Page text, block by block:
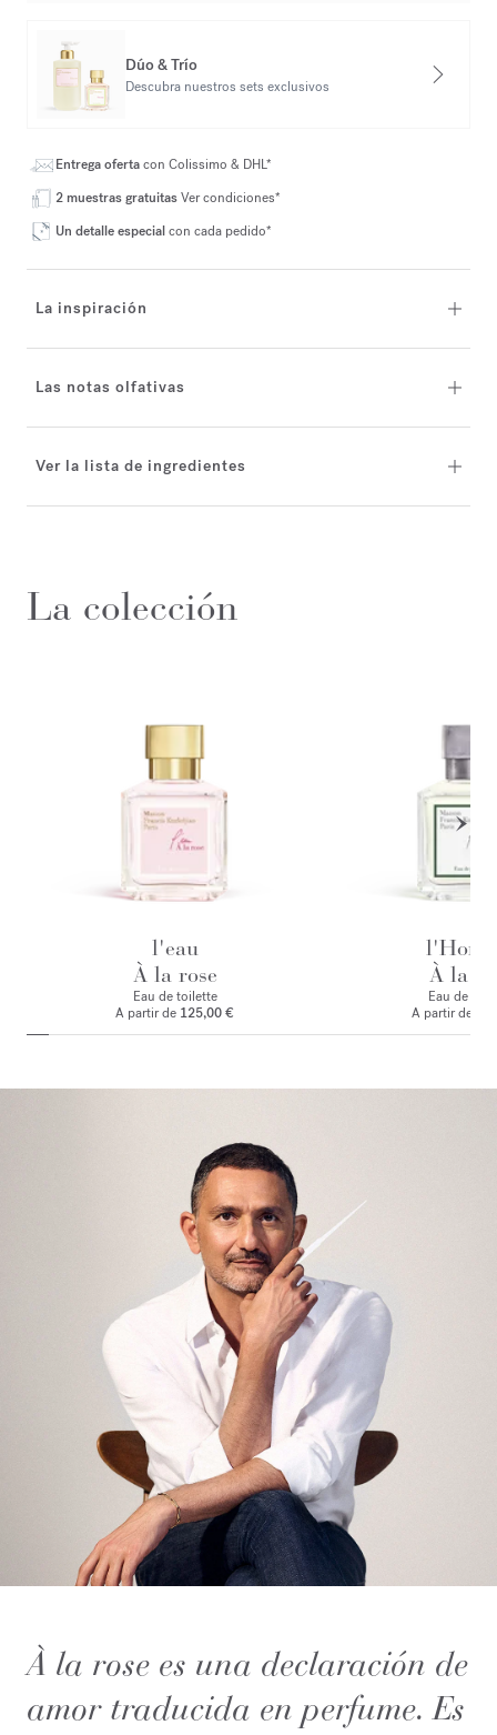
Dúo & Trío
Descubra nuestros sets exclusivos
Entrega ofertacon Colissimo & DHL*
2 muestras gratuitasVer condiciones*
Un detalle especialcon cada pedido*
La inspiración
Las notas olfativas
Ver la lista de ingredientes
La colección
l'eau
À la rose
Eau de toilette
A partir de 125,00 €
À la
Eau de
A partir de
À la rose es una declaración de
amor traducida en perfume. Es